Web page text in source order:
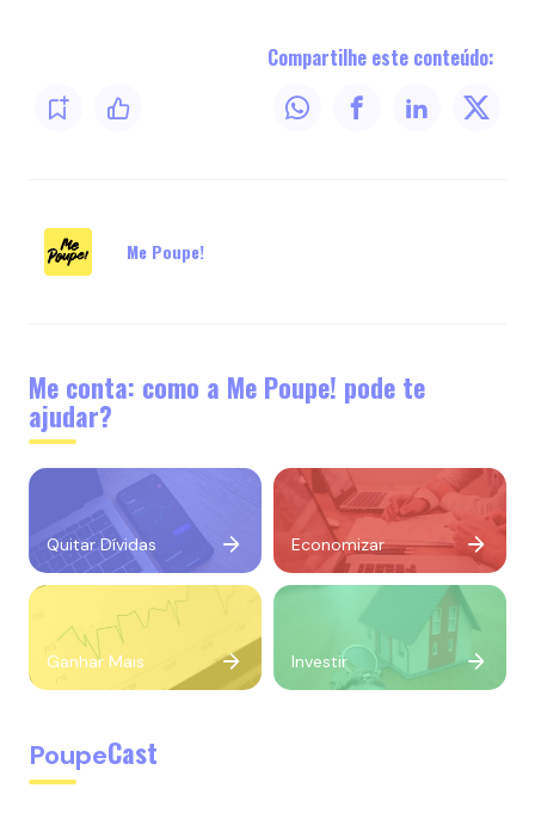
Compartilhe este conteúdo:
Me Poupe!
Me conta: como a Me Poupe! pode te
ajudar?
Quitar Dívidas Economizar
Ganhar Mais Investir
PoupeCast